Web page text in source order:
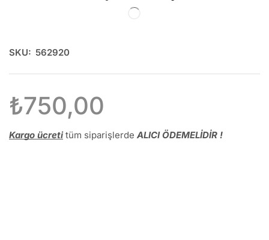
SKU: 562920
₺750,00
Kargo ücretitüm siparişlerde ALICI ÖDEMELİDİR !